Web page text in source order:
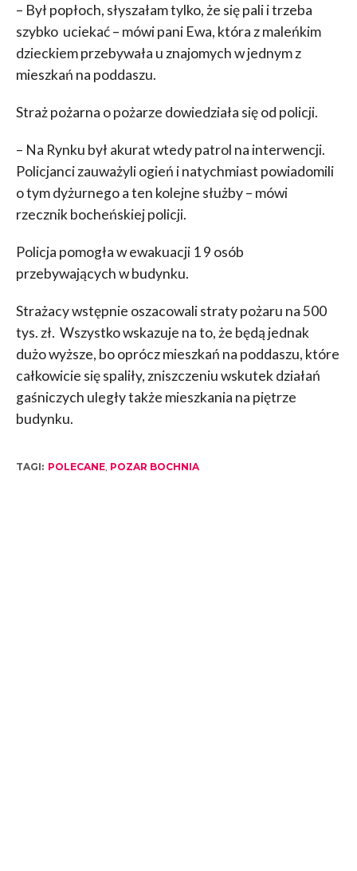
– Był popłoch, słyszałam tylko, że się pali i trzeba
szybko uciekać – mówi pani Ewa, która z maleńkim
dzieckiem przebywała u znajomych w jednym z
mieszkań na poddaszu.
Straż pożarna o pożarze dowiedziała się od policji.
– Na Rynku był akurat wtedy patrol na interwencji.
Policjanci zauważyli ogień i natychmiast powiadomili
o tym dyżurnego a ten kolejne służby – mówi
rzecznik bocheńskiej policji.
Policja pomogła w ewakuacji 1 9 osób
przebywających w budynku.
Strażacy wstępnie oszacowali straty pożaru na 500
tys. zł. Wszystko wskazuje na to, że będą jednak
dużo wyższe, bo oprócz mieszkań na poddaszu, które
całkowicie się spaliły, zniszczeniu wskutek działań
gaśniczych uległy także mieszkania na piętrze
budynku.
TAGI: POLECANE, POZAR BOCHNIA